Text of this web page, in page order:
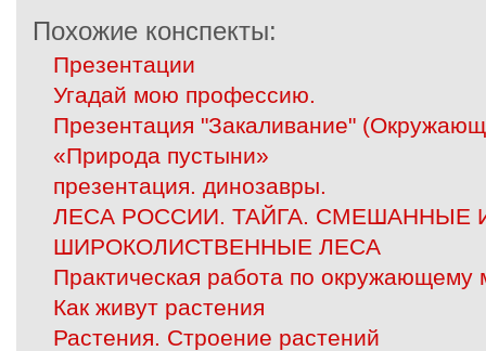
Похожие конспекты:
Презентации
Угадай мою профессию.
Презентация "Закаливание"
«Природа пустыни»
презентация. динозавры.
ЛЕСА РОССИИ. ТАЙГА. СМЕШАННЫЕ
ШИРОКОЛИСТВЕННЫЕ ЛЕСА
Практическая работа по окружающему
Как живут растения
Растения. Строение растений